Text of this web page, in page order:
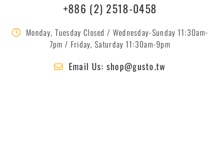
+886 (2) 2518-0458
Monday, Tuesday Closed / Wednesday-Sunday 11:30am-
7pm / Friday, Saturday 11:30am-9pm
Email Us: shop@gusto.tw